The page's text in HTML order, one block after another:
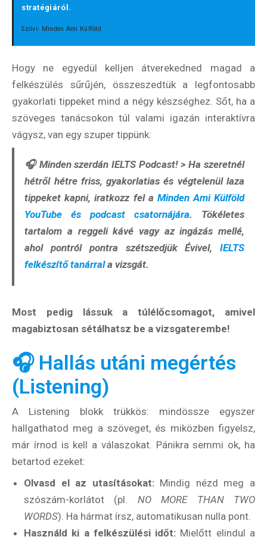
stratégiáról.
Szilvi- Minden Ami Külföld
Hogy ne egyedül kelljen átverekedned magad a
felkészülés sűrűjén, összeszedtük a legfontosabb
gyakorlati tippeket mind a négy készséghez. Sőt, ha a
szöveges tanácsokon túl valami igazán interaktívra
vágysz, van egy szuper tippünk:
🎧 Minden szerdán IELTS Podcast!> Ha szeretnél
hétről hétre friss, gyakorlatias és végtelenül laza
tippeket kapni, iratkozz fel a Minden Ami Külföld
YouTube és podcast csatornájára. Tökéletes
tartalom a reggeli kávé vagy az ingázás mellé,
ahol pontról pontra szétszedjük Évivel, IELTS
felkészítő tanárrala vizsgát.
Most pedig lássuk a túlélőcsomagot, amivel
magabiztosan sétálhatsz be a vizsgaterembe!
🎧 Hallás utáni megértés
(Listening)
A Listening blokk trükkös: mindössze egyszer
hallgathatod meg a szöveget, és miközben figyelsz,
már írnod is kell a válaszokat. Pánikra semmi ok, ha
betartod ezeket:
Olvasd el az utasításokat:Mindig nézd meg a
szószám-korlátot (pl. NO MORE THAN TWO
WORDS). Ha hármat írsz, automatikusan nulla pont.
Használd ki a felkészülési időt: Mielőtt elindul a